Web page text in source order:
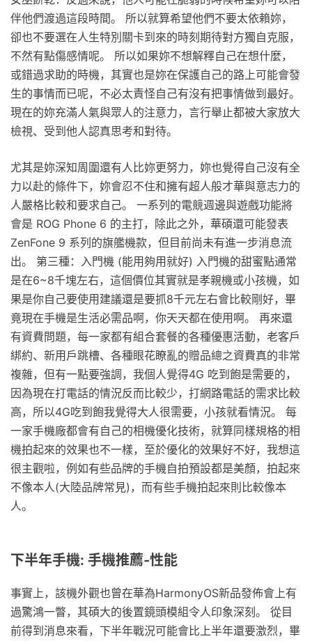
伴他們渡過這段時間。 所以就算希望他們不要太依賴妳，
卻也不要選在人生特別關卡到來的時刻期待對方獨自克服，
不然有點傷感情呢。 所以如果妳不想解釋自己在想什麼，
或錯過求助的時機，其實也是妳在保護自己的路上可能會發
生的事情而已呢，不必太責怪自己有沒有把事情做到最好。
現在的妳充滿人氣與眾人的注意力，言行舉止都被大家放大
檢視、受到他人認真思考和對待。
尤其是妳深知周圍還有人比妳更努力，妳也覺得自己沒有全
力以赴的條件下，妳會忍不住和擁有超人般才華與意志力的
人嚴格比較和要求自己。 一系列的電競週邊與遊戲功能將
會是 ROG Phone 6 的主打，除此之外，華碩還可能發表
ZenFone 9 系列的旗艦機款，但目前尚未有進一步消息流
出。 第三種：入門機 (能用夠用就好) 入門機的甜蜜點通常
是在6~8千塊左右，這個價位其實就是孝親機或小孩機，如
果是你自己要使用建議還是要抓8千元左右會比較剛好，畢
竟現在手機是生活必需品啊，你天天都在使用啊。 再來還
有資費問題，每一家都有組合套餐的各種優惠活動，老客戶
綁約、新用戶跳槽、各種眼花瞭亂的贈品總之資費真的非常
複雜，但有一點要強調，我個人覺得4G 吃到飽是需要的，
因為現在打電話的情況反而比較少，打網路電話的需求比較
高，所以4G吃到飽我覺得大人很需要，小孩就看情況。 每
一家手機廠都會有自己的相機優化技術，就算同樣規格的相
機拍起來的效果也不一樣，至於優化的效果好不好，我想這
很主觀啦，例如有些品牌的手機自拍預設都是美顏，拍起來
不像本人(大陸品牌常見)，而有些手機拍起來則比較像本
人。
下半年手機: 手機推薦-性能
事實上，該機外觀也曾在華為HarmonyOS新品發佈會上有
過驚鴻一瞥，其碩大的後置鏡頭模組令人印象深刻。 從目
前得到消息來看，下半年戰況可能會比上半年還要激烈，畢